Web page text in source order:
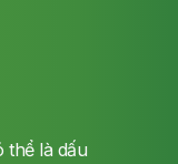
thể là dấu